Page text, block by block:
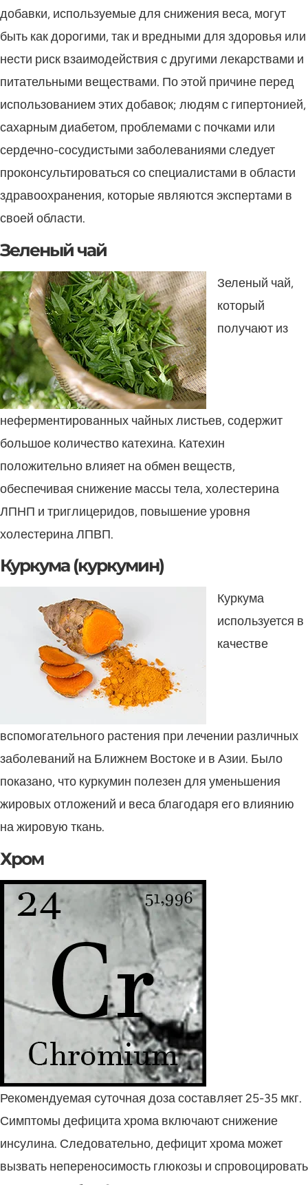
добавки, используемые для снижения веса, могут
быть как дорогими, так и вредными для здоровья или
нести риск взаимодействия с другими лекарствами и
питательными веществами. По этой причине перед
использованием этих добавок; людям с гипертонией,
сахарным диабетом, проблемами с почками или
сердечно-сосудистыми заболеваниями следует
проконсультироваться со специалистами в области
здравоохранения, которые являются экспертами в
своей области.
Зеленый чай
Зеленый чай,
который
получают из
неферментированных чайных листьев, содержит
большое количество катехина. Катехин
положительно влияет на обмен веществ,
обеспечивая снижение массы тела, холестерина
ЛПНП и триглицеридов, повышение уровня
холестерина ЛПВП.
Куркума (куркумин)
Куркума
используется в
качестве
вспомогательного растения при лечении различных
заболеваний на Ближнем Востоке и в Азии. Было
показано, что куркумин полезен для уменьшения
жировых отложений и веса благодаря его влиянию
на жировую ткань.
Хром
Рекомендуемая суточная доза составляет 25-35 мкг.
Симптомы дефицита хрома включают снижение
инсулина. Следовательно, дефицит хрома может
вызвать непереносимость глюкозы и спровоцировать